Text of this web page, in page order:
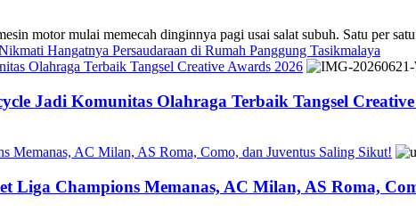
mulai memecah dinginnya pagi usai salat subuh. Satu per
Hangatnya Persaudaraan di Rumah Panggung Tasikmalaya
Olahraga Terbaik Tangsel Creative Awards 2026
Jadi Komunitas Olahraga Terbaik Tangsel
Memanas, AC Milan, AS Roma, Como, dan Juventus Saling Sikut!
Liga Champions Memanas, AC Milan, AS Roma,